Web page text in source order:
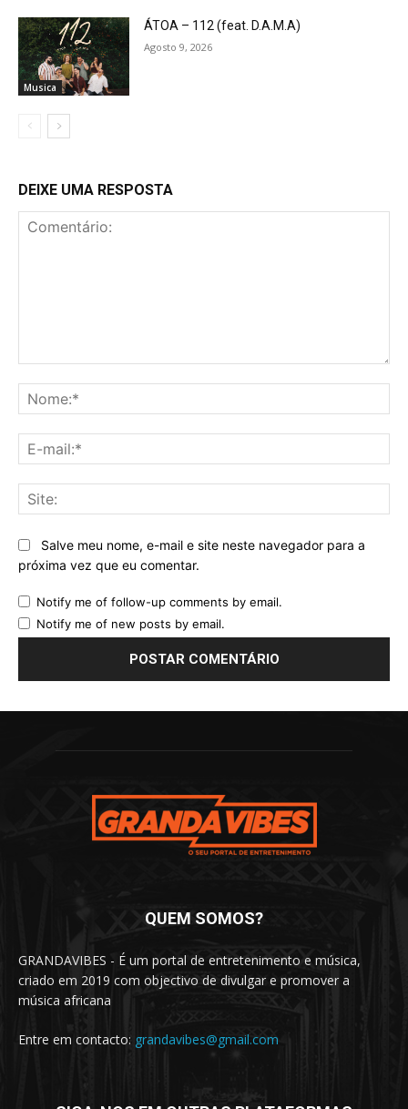
Musica
ÁTOA – 112 (feat. D.A.M.A)
Agosto 9, 2026
DEIXE UMA RESPOSTA
Salve meu nome, e-mail e site neste navegador para a
próxima vez que eu comentar.
Notify me of follow-up comments by email.
Notify me of new posts by email.
QUEM SOMOS?
GRANDAVIBES - É um portal de entretenimento e música,
criado em 2019 com objectivo de divulgar e promover a
música africana
Entre em contacto: grandavibes@gmail.com